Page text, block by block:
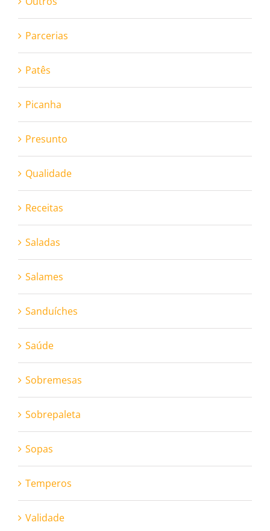
Parcerias
Patês
Picanha
Presunto
Qualidade
Receitas
Saladas
Salames
Sanduíches
Saúde
Sobremesas
Sobrepaleta
Sopas
Temperos
Validade